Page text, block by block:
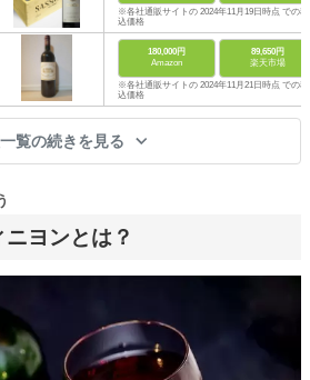
※各社通販サイトの 2024年11月19日時点 での税
込価格
180,000円
Amazon
89,650円
楽天市場
※各社通販サイトの 2024年11月21日時点 での税
込価格
覧の続きを見る
ヨンとは？